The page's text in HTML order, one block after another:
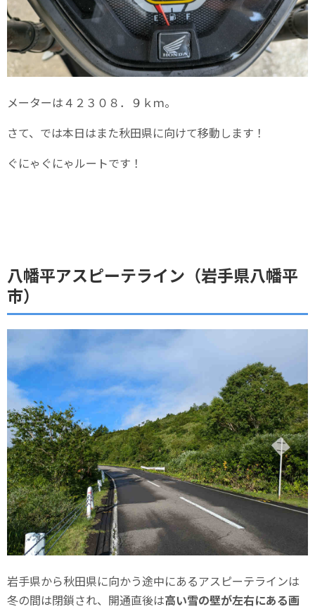
メーターは４２３０８．９ｋｍ。
さて、では本日はまた秋田県に向けて移動します！
ぐにゃぐにゃルートです！
八幡平アスピーテライン（岩手県八幡平
市）
岩手県から秋田県に向かう途中にあるアスピーテラインは
冬の間は閉鎖され、開通直後は高い雪の壁が左右にある画